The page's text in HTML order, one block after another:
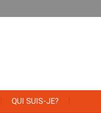
QUI SUIS-JE?